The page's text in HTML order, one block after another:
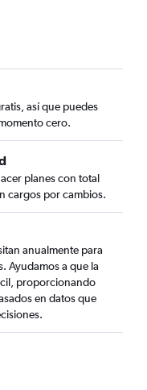
así que puedes
cero.
planes con total
cargos por cambios.
anualmente para
Ayudamos a que la
proporcionando
en datos que